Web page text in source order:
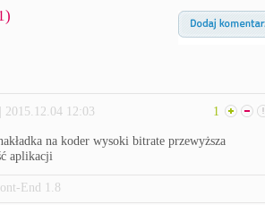
)
| 2015.12.04 12:03 1
na koder wysoki bitrate przewyższa
aplikacji
End 1.8